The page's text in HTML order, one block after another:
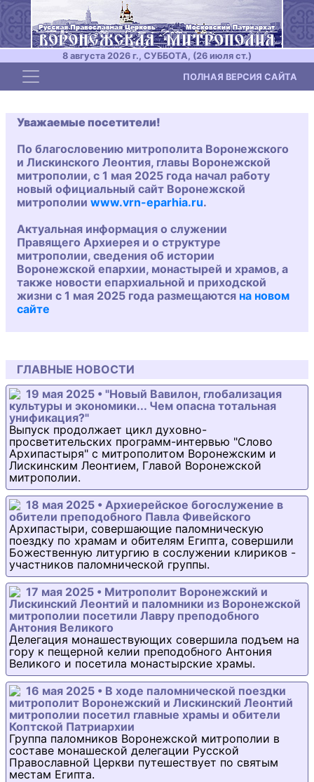
8 августа 2026 г., СУББОТА, (26 июля ст.)
Toggle navigation ПОЛНАЯ ВЕРСИЯ САЙТА
Уважаемые посетители!
По благословению митрополита Воронежского
и Лискинского Леонтия, главы Воронежской
митрополии, с 1 мая 2025 года начал работу
новый официальный сайт Воронежской
митрополии www.vrn-eparhia.ru.
Актуальная информация о служении
Правящего Архиерея и о структуре
митрополии, сведения об истории
Воронежской епархии, монастырей и храмов, а
также новости епархиальной и приходской
жизни с 1 мая 2025 года размещаются на новом
сайте
ГЛАВНЫЕ НОВОСТИ
19 мая 2025 • "Новый Вавилон, глобализация
культуры и экономики... Чем опасна тотальная
унификация?"
Выпуск продолжает цикл духовно-
просветительских программ-интервью "Слово
Архипастыря" с митрополитом Воронежским и
Лискинским Леонтием, Главой Воронежской
митрополии.
18 мая 2025 • Архиерейское богослужение в
обители преподобного Павла Фивейского
Архипастыри, совершающие паломническую
поездку по храмам и обителям Египта, совершили
Божественную литургию в сослужении клириков -
участников паломнической группы.
17 мая 2025 • Митрополит Воронежский и
Лискинский Леонтий и паломники из Воронежской
митрополии посетили Лавру преподобного
Антония Великого
Делегация монашествующих совершила подъем на
гору к пещерной келии преподобного Антония
Великого и посетила монастырские храмы.
16 мая 2025 • В ходе паломнической поездки
митрополит Воронежский и Лискинский Леонтий
митрополии посетил главные храмы и обители
Коптской Патриархии
Группа паломников Воронежской митрополии в
составе монашеской делегации Русской
Православной Церкви путешествует по святым
местам Египта.